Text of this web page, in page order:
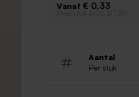
Vanaf € 0,33
Prijs/stuk (incl. BTW)
Aantal
Per stuk